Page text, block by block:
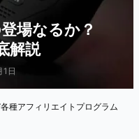
場なるか？
解説
日
種アフィリエイトプログラム